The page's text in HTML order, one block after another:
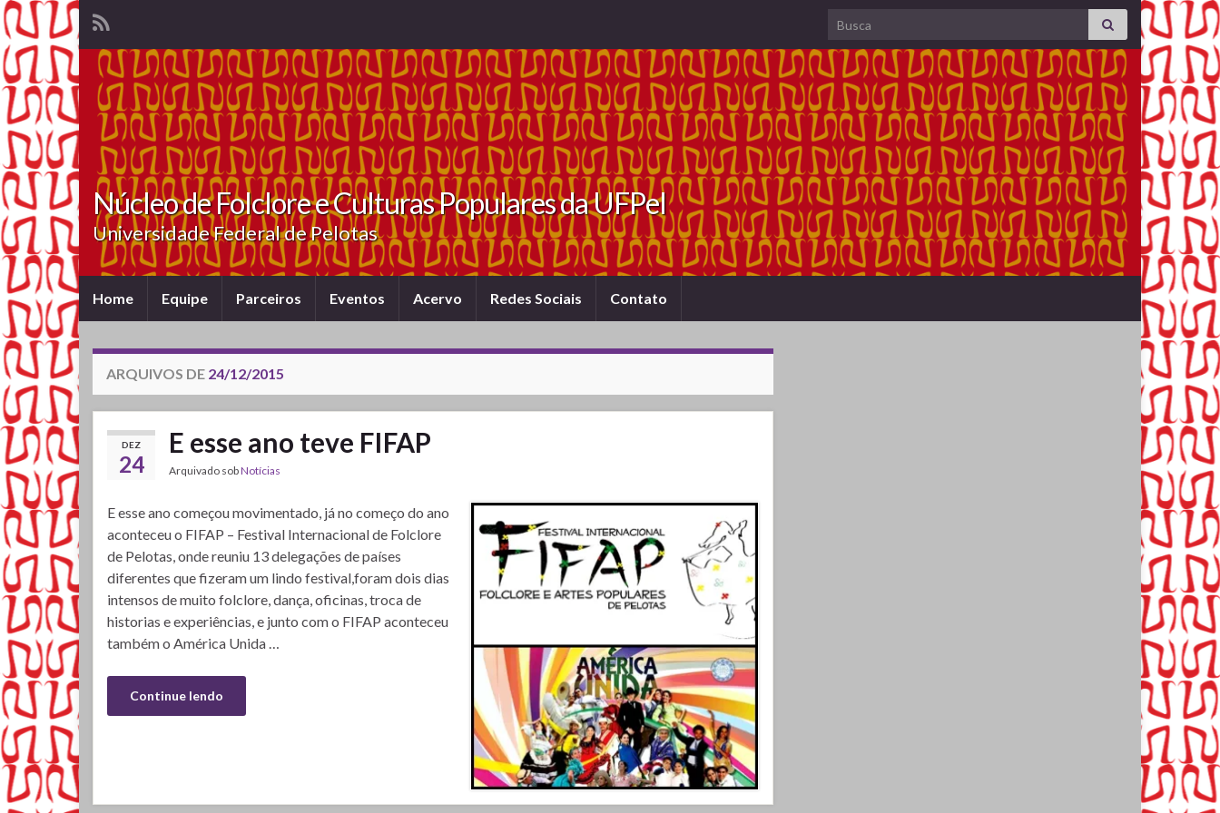
Search for:
Núcleo de Folclore e Culturas Populares da UFPel
Universidade Federal de Pelotas
Home Equipe Parceiros Eventos Acervo Redes Sociais Contato
ARQUIVOS DE 24/12/2015
DEZ
24
E esse ano teve FIFAP
Arquivado sobNotícias
E esse ano começou movimentado, já no começo do ano
aconteceu o FIFAP – Festival Internacional de Folclore
de Pelotas, onde reuniu 13 delegações de países
diferentes que fizeram um lindo festival,foram dois dias
intensos de muito folclore, dança, oficinas, troca de
historias e experiências, e junto com o FIFAP aconteceu
também o América Unida …
Continue lendo